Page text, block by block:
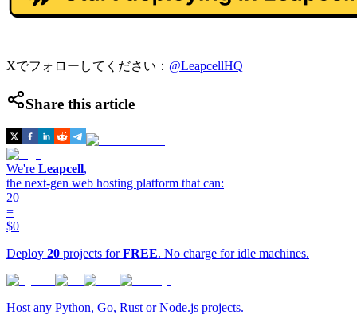
Xでフォローしてください： @LeapcellHQ
Share this article
We're Leapcell,
the next-gen web hosting platform that can:
20
=
$0
Deploy 20 projects forFREE. No charge for idle machines.
Host any Python, Go, Rust or Node.js projects.